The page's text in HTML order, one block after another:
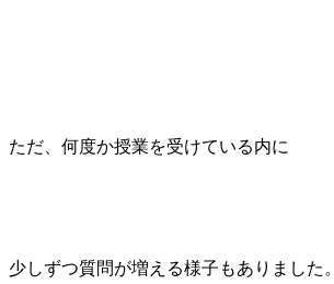
ただ、何度か授業を受けている内に
少しずつ質問が増える様子もありました。